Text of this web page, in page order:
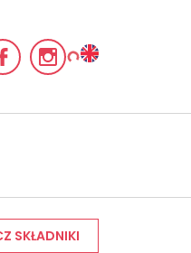
SKŁADNIKI